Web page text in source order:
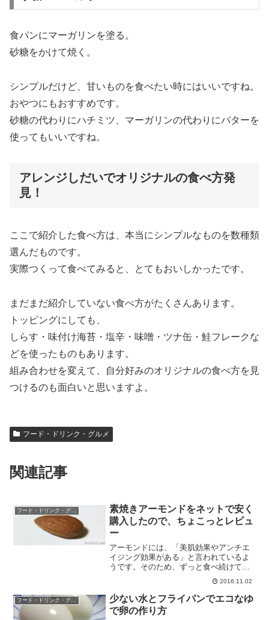
食パンにマーガリンを塗る。
砂糖をかけて焼く。
シンプルだけど、甘いものを食べたい時にはいいですね。
おやつにもおすすめです。
砂糖の代わりにハチミツ、マーガリンの代わりにバターを
使ってもいいですね。
アレンジしだいでオリジナルの食べ方発
見！
ここで紹介した食べ方は、本当にシンプルなものを数種類
選んだものです。
実際つくって食べてみると、とてもおいしかったです。
まだまだ紹介していない食べ方がたくさんあります。
トッピングにしても、
しらす・味付け海苔・塩辛・味噌・ツナ缶・鮭フレークな
どを使ったものもあります。
組み合わせを変えて、自分好みのオリジナルの食べ方を見
つけるのも面白いと思いますよ。
フード・ドリンク・グルメ
関連記事
素焼きアーモンドをネットで安く
購入したので、ちょこっとレビュ
ー
アーモンドには、「美肌効果やアンチエ
イジング効果がある」と言われているよ
うです。そのため、ずっと食べ続けてい
る人も、多いのではないでしょうか？わ
たしが食べ始めたのは、健康や体にいい
からというものではなく、単純に食べた
かったからなのです。食べ...
2016.11.02
フード・ドリンク・グルメ
少ない水とフライパンでエコなゆ
で卵の作り方